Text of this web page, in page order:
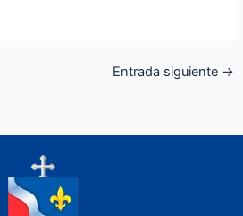
Entrada siguiente →